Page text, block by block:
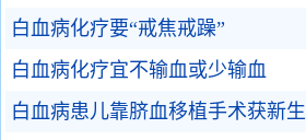
白血病化疗要“戒焦戒躁”
白血病化疗宜不输血或少输血
白血病患儿靠脐血移植手术获新生